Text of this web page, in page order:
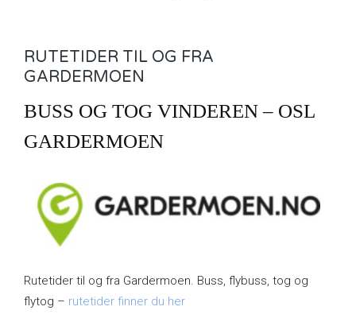
RUTETIDER TIL OG FRA
GARDERMOEN
BUSS OG TOG VINDEREN – OSL
GARDERMOEN
Rutetider til og fra Gardermoen. Buss, flybuss, tog og
flytog – rutetider finner du her